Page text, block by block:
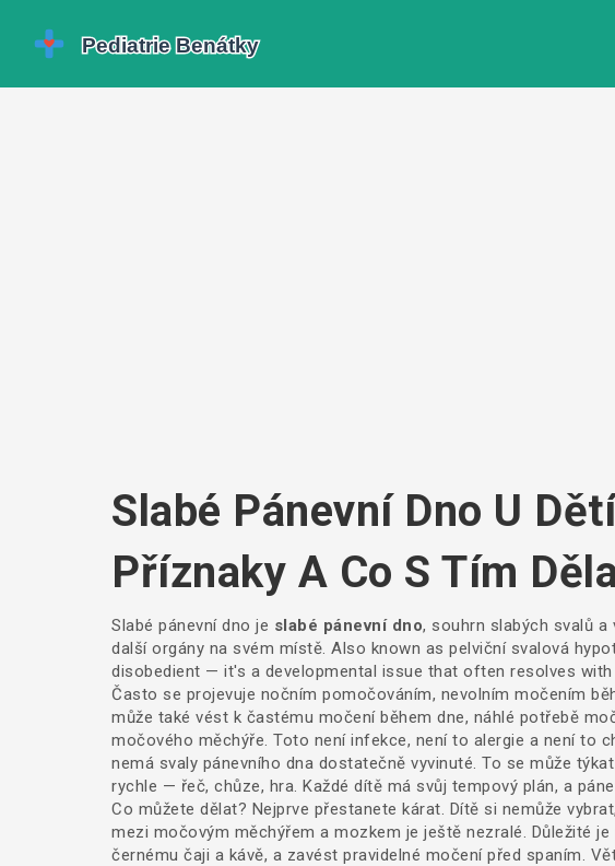
Slabé Pánevní Dno U
Příznaky A Co S Tím
Slabé pánevní dno je slabé pánevní dno, souhrn slabých svalů
další orgány na svém místě. Also known as pelviční svalová
disobedient — it's a developmental issue that often resolves
Často se projevuje nočním pomočováním, nevolním močením
může také vést k častému močení během dne, náhlé potřebě
močového měchýře. Toto není infekce, není to alergie a není to
nemá svaly pánevního dna dostatečně vyvinuté. To se může
rychle — řeč, chůze, hra. Každé dítě má svůj tempový plán, a
Co můžete dělat? Nejprve přestanete kárat. Dítě si nemůže
mezi močovým měchýřem a mozkem je ještě nezralé. Důležité
černému čaji a kávě, a zavést pravidelné močení před spaním.